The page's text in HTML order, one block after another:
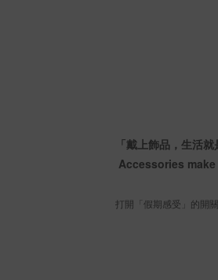
「戴上飾品，生活就
Accessories
打開「假期感受」的開